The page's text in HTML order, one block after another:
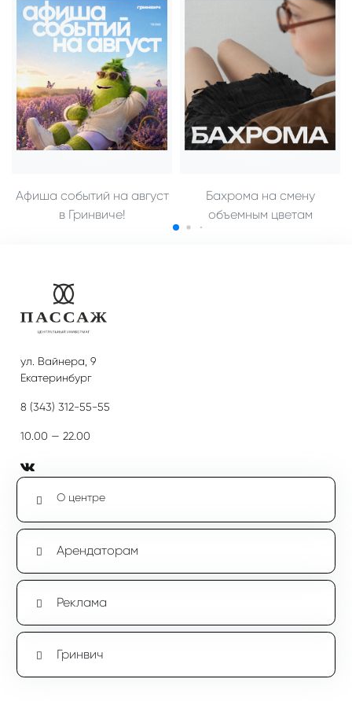
Афиша событий на август
в Гринвиче!
Бахрома на смену
объемным цветам
ул. Вайнера, 9
Екатеринбург
8 (343) 312-55-55
10.00 — 22.00
О центре
Арендаторам
Реклама
Гринвич